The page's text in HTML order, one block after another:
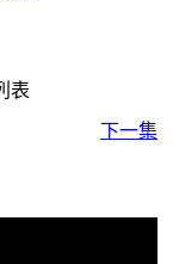
表
下一集